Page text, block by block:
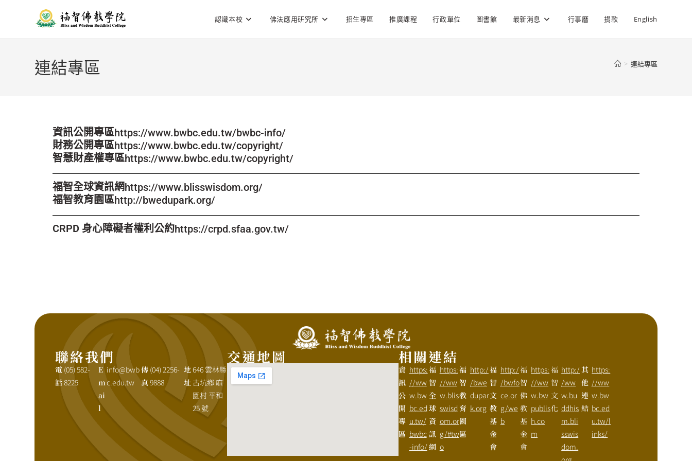
認識本校 佛法應用研究所 招生專區 推廣課程 行政單位 圖書館 最新消息 行事曆 捐款 English
連結專區 > 連結專區
資訊公開專區https://www.bwbc.edu.tw/bwbc-info/
財務公開專區https://www.bwbc.edu.tw/copyright/
智慧財產權專區https://www.bwbc.edu.tw/copyright/
福智全球資訊網https://www.blisswisdom.org/
福智教育園區http://bwedupark.org/
CRPD 身心障礙者權利公約https://crpd.sfaa.gov.tw/​
聯絡我們
電
話
(05) 582-
8225
E
m
ai
l
info@bwb
c.edu.tw
傳
真
(04) 2256-
9888
地
址
646 雲林縣
古坑鄉 麻
園村 平和
25 號
交通地圖 相關連結
資
訊
公
開
專
區
https:
//ww
w.bw
bc.ed
u.tw/
bwbc
-info/
福
智
全
球
資
訊
網
https:
//ww
w.blis
swisd
om.or
g/#tw
o
福
智
教
育
園
區
http:/
/bwe
dupar
k.org
福
智
文
教
基
金
會
http:/
/bwfo
ce.or
g/we
b
福
智
佛
教
基
金
會
https:
//ww
w.bw
publis
h.co
m
福
智
文
化
http:/
/ww
w.bu
ddhis
m.bli
sswis
dom.
其
他
連
結
https:
//ww
w.bw
bc.ed
u.tw/l
inks/